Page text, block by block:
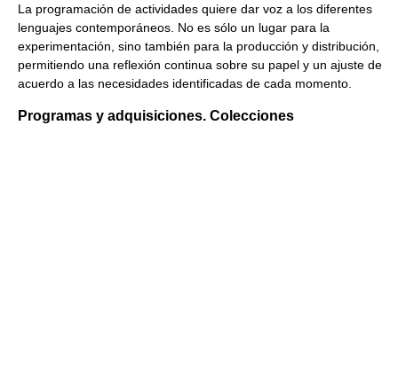
La programación de actividades quiere dar voz a los diferentes
lenguajes contemporáneos. No es sólo un lugar para la
experimentación, sino también para la producción y distribución,
permitiendo una reflexión continua sobre su papel y un ajuste de
acuerdo a las necesidades identificadas de cada momento.
Programas y adquisiciones. Colecciones